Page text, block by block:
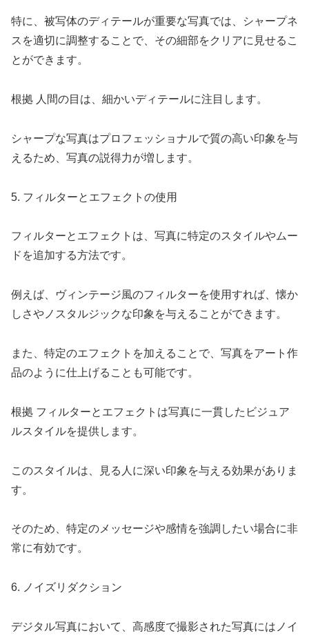
特に、被写体のディテールが重要な写真では、シャープネ
スを適切に調整することで、その細部をクリアに見せるこ
とができます。
根拠 人間の目は、細かいディテールに注目します。
シャープな写真はプロフェッショナルで質の高い印象を与
えるため、写真の説得力が増します。
5. フィルターとエフェクトの使用
フィルターとエフェクトは、写真に特定のスタイルやムー
ドを追加する方法です。
例えば、ヴィンテージ風のフィルターを使用すれば、懐か
しさやノスタルジックな印象を与えることができます。
また、特定のエフェクトを加えることで、写真をアート作
品のように仕上げることも可能です。
根拠 フィルターとエフェクトは写真に一貫したビジュア
ルスタイルを提供します。
このスタイルは、見る人に深い印象を与える効果がありま
す。
そのため、特定のメッセージや感情を強調したい場合に非
常に有効です。
6. ノイズリダクション
デジタル写真において、高感度で撮影された写真にはノイ